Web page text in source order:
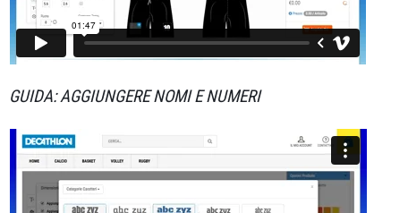
GUIDA: AGGIUNGERE NOMI E NUMERI